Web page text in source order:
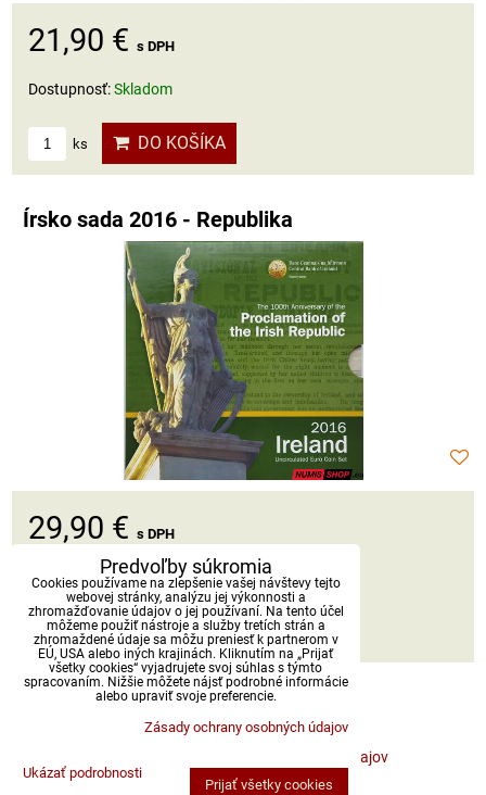
21,90 € s DPH
Dostupnosť:Skladom
ks DO KOŠÍKA
Írsko sada 2016 - Republika
29,90 € s DPH
Dostupnosť:Skladom
ks DO KOŠÍKA
Zásady ochrany osobných údajov
Predvoľby súkromia
Cookies používame na zlepšenie vašej návštevy tejto
webovej stránky, analýzu jej výkonnosti a
zhromažďovanie údajov o jej používaní. Na tento účel
môžeme použiť nástroje a služby tretích strán a
zhromaždené údaje sa môžu preniesť k partnerom v
EÚ, USA alebo iných krajinách. Kliknutím na „Prijať
všetky cookies“ vyjadrujete svoj súhlas s týmto
spracovaním. Nižšie môžete nájsť podrobné informácie
alebo upraviť svoje preferencie.
Zásady ochrany osobných údajov
Ukázať podrobnosti
Prijať všetky cookies